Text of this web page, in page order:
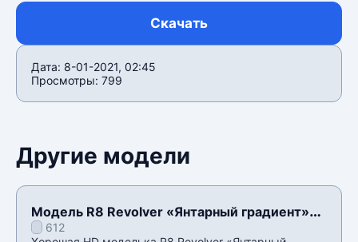
Скачать
Дата: 8-01-2021, 02:45
Просмотры: 799
Другие модели
Модель R8 Revolver «Янтарный градиент»
для CSS v34
612